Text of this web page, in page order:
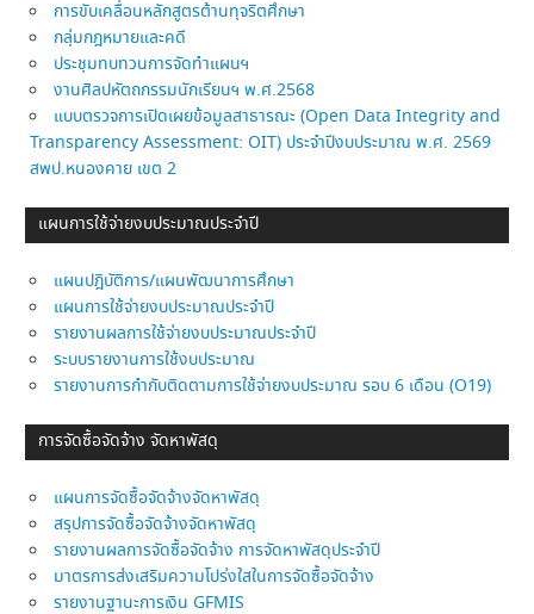
การขับเคลื่อนหลักสูตรต้านทุจริตศึกษา
กลุ่มกฎหมายและคดี
ประชุมทบทวนการจัดทำแผนฯ
งานศิลปหัตถกรรมนักเรียนฯ พ.ศ.2568
แบบตรวจการเปิดเผยข้อมูลสาธารณะ (Open Data Integrity and
Transparency Assessment: OIT) ประจำปีงบประมาณ พ.ศ. 2569
สพป.หนองคาย เขต 2
แผนการใช้จ่ายงบประมาณประจำปี
แผนปฎิบัติการ/แผนพัฒนาการศึกษา
แผนการใช้จ่ายงบประมาณประจำปี
รายงานผลการใช้จ่ายงบประมาณประจำปี
ระบบรายงานการใช้งบประมาณ
รายงานการกำกับติดตามการใช้จ่ายงบประมาณ รอบ 6 เดือน (O19)
การจัดซื้อจัดจ้าง จัดหาพัสดุ
แผนการจัดซื้อจัดจ้างจัดหาพัสดุ
สรุปการจัดซื้อจัดจ้างจัดหาพัสดุ
รายงานผลการจัดซื้อจัดจ้าง การจัดหาพัสดุประจำปี
มาตรการส่งเสริมความโปร่งใสในการจัดซื้อจัดจ้าง
รายงานฐานะการเงิน GFMIS